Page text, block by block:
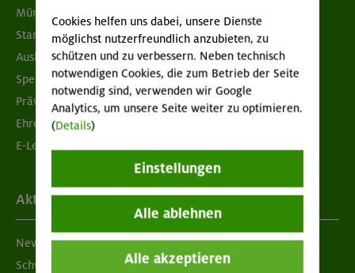
München & Oberland
Standorte
Ausbildung & Jobs
Spenden
Prävention sexualisierter Gewalt
Ehrenamtsbörse
E-Learning
Aktuelles
Newsletter
Schwarzes Brett
Cookies helfen uns dabei, unsere Dienste
möglichst nutzerfreundlich anzubieten, zu
schützen und zu verbessern. Neben technisch
notwendigen Cookies, die zum Betrieb der Seite
notwendig sind, verwenden wir Google
Analytics, um unsere Seite weiter zu optimieren.
(Details)
Einstellungen
Alle ablehnen
Alle akzeptieren